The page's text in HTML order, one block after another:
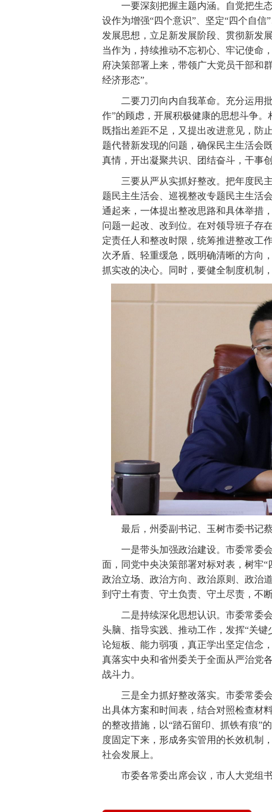
一要深刻把握主题内涵。自觉把生态
设作为增强“四个意识”、坚定“四个自
发展思想，立足新发展阶段、贯彻新发
当作为，持续推动不忘初心、牢记使命
府决策部署上来，带领广大党员干部和
经济形态”。
二要刀刃向内自我革命。充分运用批
作”的顾虑，开展积极健康的思想斗争
既指出差距不足，又提出改进意见，防
题代替新发现的问题，确保民主生活会
真情，开出凝聚共识、团结奋斗，干事
三要从严从实抓好整改。把年度民主
题民主生活会、巡视整改专题民主生活
通起来，一体提出整改思路和具体举措
问题一起改、改到位。在对领导班子存
定责任人和整改时限，统筹推进整改工
次矛盾、轻重缓急，既明确清晰的方向
抓实改的决心。同时，要健全制度机制
最后，州委副书记、玉树市委书记蔡
一是带头加强政治建设。市委常委会
面，同党中央决策部署对标对表，树牢“
政治立场、政治方向、政治原则、政治
到守土有责、守土负责、守土尽责，不
二是持续深化思想认识。市委常委会
头脑、指导实践、推动工作，发挥“关
论短板、能力弱项，真正学出坚定信念
真落实中央和省州委关于全面从严治党
战斗力。
三是全力抓好整改落实。市委常委会
出具体方案和时间表，结合对照检查材
的整改措施，以“踏石留印、抓铁有痕”
度固定下来，形成务实管用的长效机制
社会发展上。
市委各常委出席会议，市人大党组书